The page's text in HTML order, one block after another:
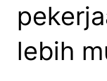
lebih